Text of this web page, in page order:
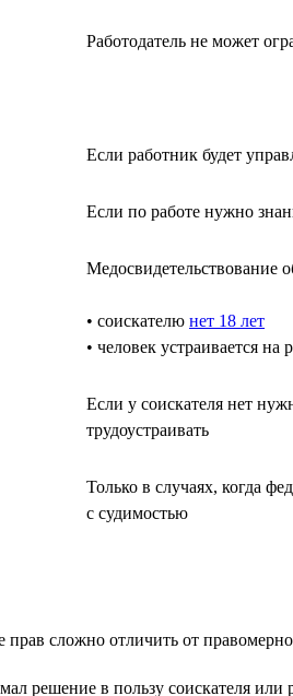
Работодатель не может
Если работник будет
Если по работе нужно
Медосвидетельствование
• соискателю нет 18 лет
• человек устраивается на
Если у соискателя нет
трудоустраивать
Только в случаях, когда
с судимостью
сложно отличить от
решение в пользу соискателя или